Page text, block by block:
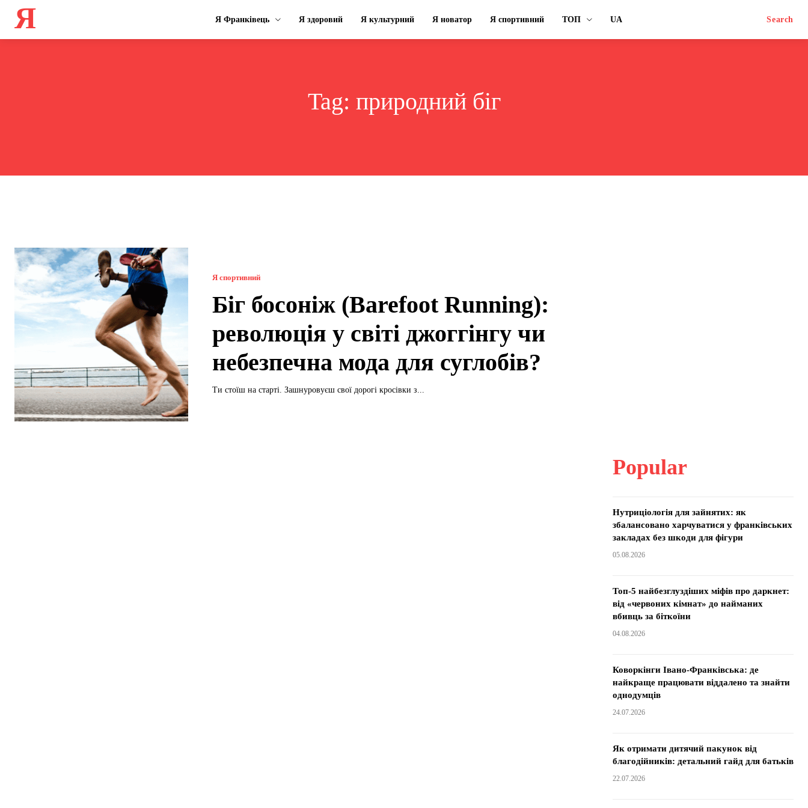
Я Я Франківець Я здоровий Я культурний Я новатор Я спортивний ТОП UA Search
Tag: природний біг
Я спортивний
Біг босоніж (Barefoot Running):
революція у світі джоггінгу чи
небезпечна мода для суглобів?
Ти стоїш на старті. Зашнуровуєш свої дорогі кросівки з...
Popular
Нутриціологія для зайнятих: як
збалансовано харчуватися у франківських
закладах без шкоди для фігури
05.08.2026
Топ-5 найбезглуздіших міфів про даркнет:
від «червоних кімнат» до найманих
вбивць за біткоїни
04.08.2026
Коворкінги Івано-Франківська: де
найкраще працювати віддалено та знайти
однодумців
24.07.2026
Як отримати дитячий пакунок від
благодійників: детальний гайд для батьків
22.07.2026